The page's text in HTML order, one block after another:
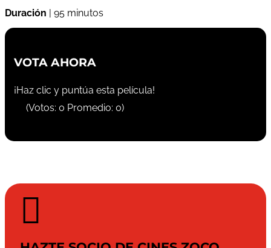
Duración | 95 minutos
VOTA AHORA
¡Haz clic y puntúa esta película!
(Votos: 0 Promedio: 0)
